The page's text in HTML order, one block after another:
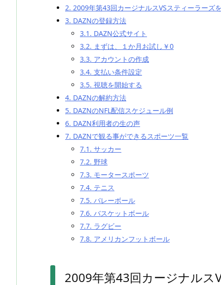
2. 2009年第43回カージナルスVSスティーラーズ
3. DAZNの登録方法
3.1. DAZN公式サイト
3.2. まずは、１か月お試し￥0
3.3. アカウントの作成
3.4. 支払い条件設定
3.5. 視聴を開始する
4. DAZNの解約方法
5. DAZNのNFL配信スケジュール例
6. DAZN利用者の生の声
7. DAZNで観る事ができるスポーツ一覧
7.1. サッカー
7.2. 野球
7.3. モータースポーツ
7.4. テニス
7.5. バレーボール
7.6. バスケットボール
7.7. ラグビー
7.8. アメリカンフットボール
2009年第43回カージナルス